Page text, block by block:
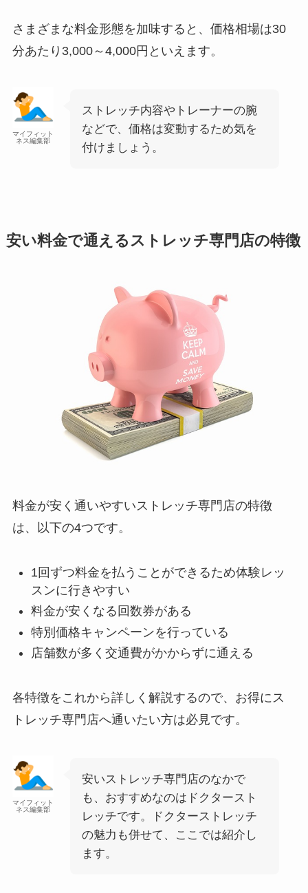
さまざまな料金形態を加味すると、価格相場は30
分あたり3,000～4,000円といえます。
マイフィット
ネス編集部
ストレッチ内容やトレーナーの腕
などで、価格は変動するため気を
付けましょう。
安い料金で通えるストレッチ専門店の特徴
料金が安く通いやすいストレッチ専門店の特徴
は、以下の4つです。
1回ずつ料金を払うことができるため体験レッ
スンに行きやすい
料金が安くなる回数券がある
特別価格キャンペーンを行っている
店舗数が多く交通費がかからずに通える
各特徴をこれから詳しく解説するので、お得にス
トレッチ専門店へ通いたい方は必見です。
マイフィット
ネス編集部
安いストレッチ専門店のなかで
も、おすすめなのはドクタースト
レッチです。ドクターストレッチ
の魅力も併せて、ここでは紹介し
ます。